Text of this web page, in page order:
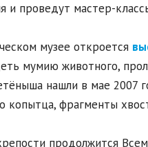
и проведут мастер-
музее откроется
мумию животного,
нашли в мае 2007
копытца, фрагменты
продолжится